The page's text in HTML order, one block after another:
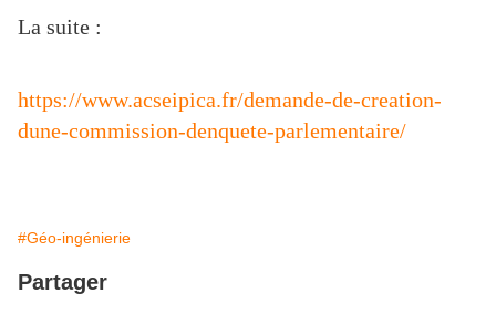
La suite :
https://www.acseipica.fr/demande-de-creation-
dune-commission-denquete-parlementaire/
#Géo-ingénierie
Partager